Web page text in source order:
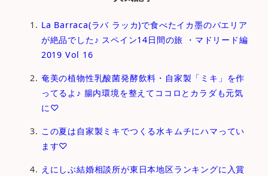
La Barraca(ラバ ラッカ)で食べたイカ墨のパエリア
が絶品でした♪ スペイン14日間の旅 ・マドリード編
2019 Vol 16
奄美の植物性乳酸菌発酵飲料・自家製「ミキ」を作
ってるよ♪ 腸内環境を整えてココロとカラダも元気
に♡
この夏は自家製ミキでつくる水キムチにハマってい
ます♡
えにしぶ結婚相談所が東日本地区ランキングに入賞